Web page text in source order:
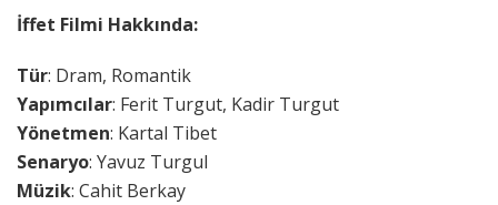
İffet Filmi Hakkında:
Tür: Dram, Romantik
Yapımcılar: Ferit Turgut, Kadir Turgut
Yönetmen: Kartal Tibet
Senaryo: Yavuz Turgul
Müzik: Cahit Berkay